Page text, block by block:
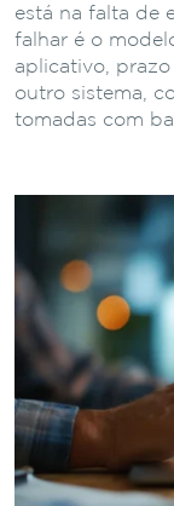
está na falta de
falhar é o
aplicativo,
outro sistema,
tomadas com